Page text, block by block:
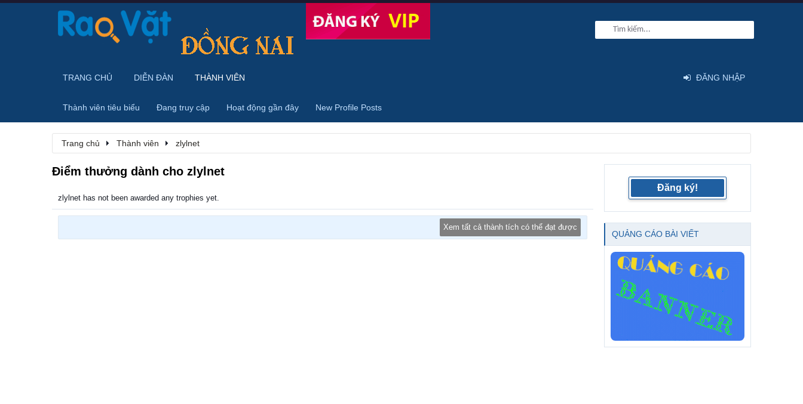
Trang chủ Thành viên zlylnet
Điểm thưởng dành cho zlylnet
zlylnet has not been awarded any trophies yet.
Xem tất cả thành tích có thể đạt được
Đăng ký!
QUẢNG CÁO BÀI VIẾT
TRANG CHỦ DIỄN ĐÀN THÀNH VIÊN
Thành viên tiêu biểu Đang truy cập Hoạt động gần đây New Profile Posts
ĐĂNG NHẬP